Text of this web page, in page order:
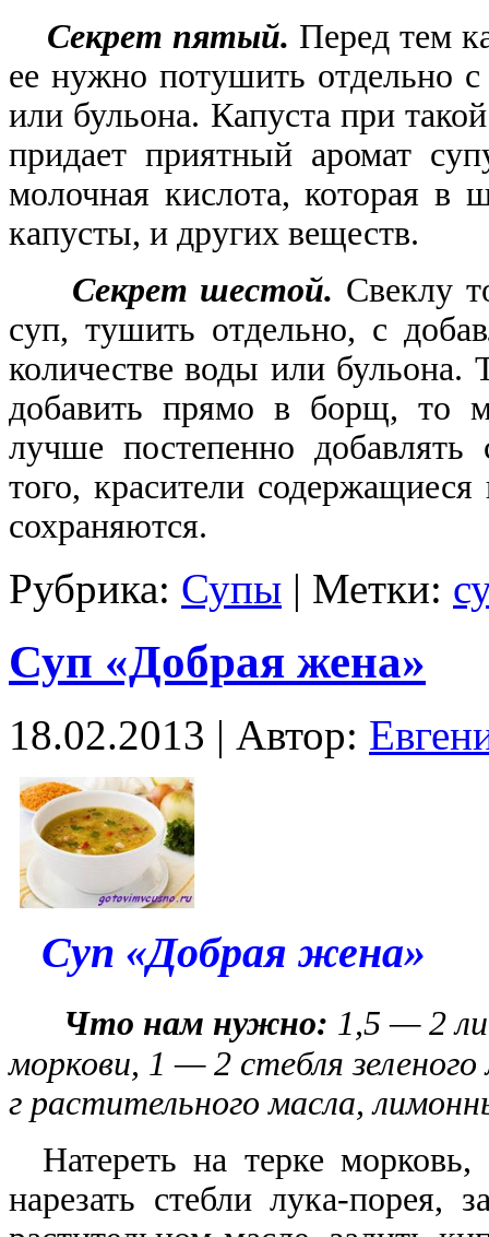
Секрет пятый. Перед тем
ее нужно потушить отдельно
или бульона. Капуста при
придает приятный аромат
молочная кислота, которая в
капусты, и других веществ.
Секрет шестой. Свеклу
суп, тушить отдельно, с
количестве воды или бульона.
добавить прямо в борщ, то
лучше постепенно
того, красители
сохраняются.
Рубрика: Супы | Метки:
Суп «Добрая жена»
18.02.2013 | Автор:
Суп «Добрая жена»
Что нам нужно: 1,5 — 2
моркови, 1 — 2 стебля зеленого
г растительного масла,
Натереть на терке морковь,
нарезать стебли лука-порея,